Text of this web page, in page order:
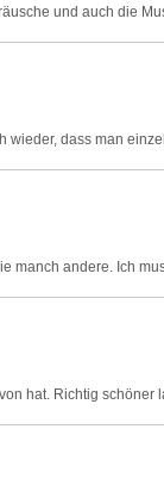
und auch die
dass man
manch andere. Ich
hat. Richtig